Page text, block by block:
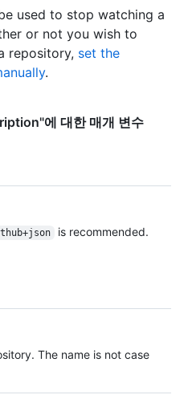
used to stop watching a
or not you wish to
repository, set the
.
에 대한 매개 변수
is recommended.
The name is not case